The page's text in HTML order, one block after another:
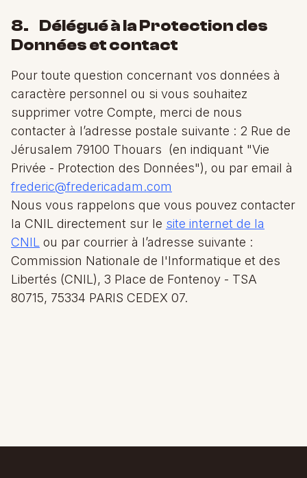
8. Délégué à la Protection des
Données et contact
Pour toute question concernant vos données à
caractère personnel ou si vous souhaitez
supprimer votre Compte, merci de nous
contacter à l’adresse postale suivante : 2 Rue de
Jérusalem 79100 Thouars (en indiquant "Vie
Privée - Protection des Données"), ou par email à
frederic@fredericadam.com
Nous vous rappelons que vous pouvez contacter
la CNIL directement sur le site internet de la
CNIL ou par courrier à l’adresse suivante :
Commission Nationale de l'Informatique et des
Libertés (CNIL), 3 Place de Fontenoy - TSA
80715, 75334 PARIS CEDEX 07.